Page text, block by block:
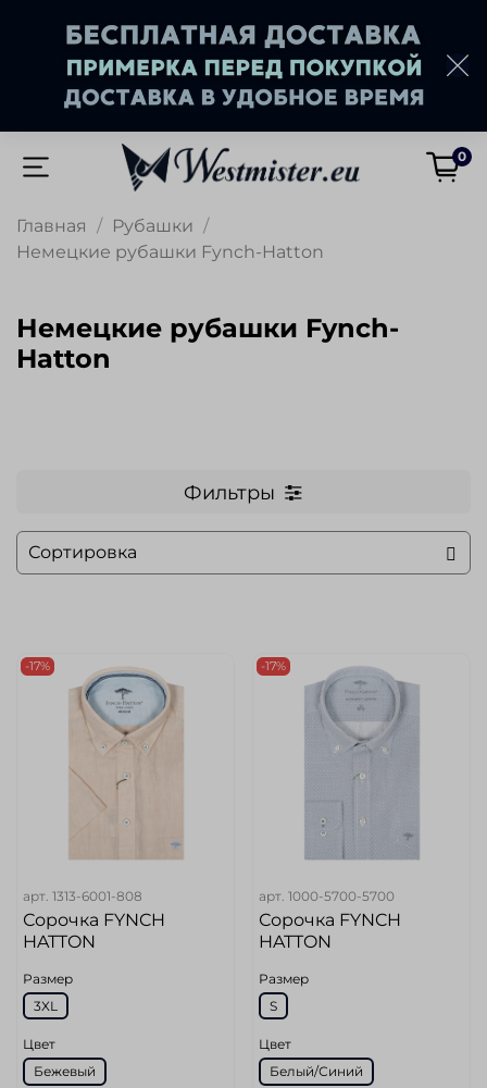
0
Главная
Рубашки
Немецкие рубашки Fynch-Hatton
Немецкие рубашки Fynch-
Hatton
Фильтры
-17%
арт. 1313-6001-808
Сорочка FYNCH
HATTON
Размер
3XL
Цвет
Бежевый
-17%
арт. 1000-5700-5700
Сорочка FYNCH
HATTON
Размер
S
Цвет
Белый/Синий